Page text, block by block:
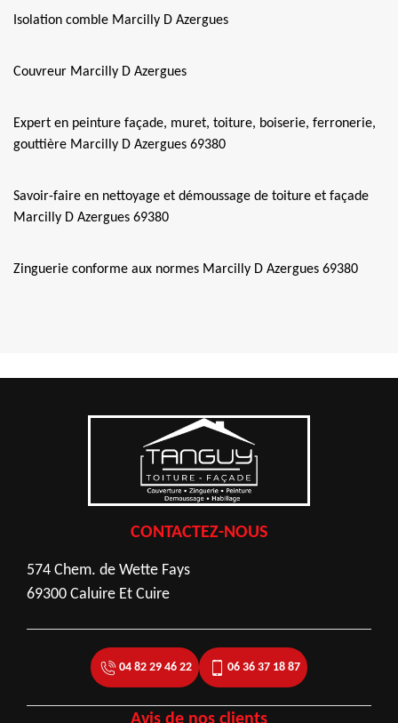
Isolation comble Marcilly D Azergues
Couvreur Marcilly D Azergues
Expert en peinture façade, muret, toiture, boiserie, ferronerie,
gouttière Marcilly D Azergues 69380
Savoir-faire en nettoyage et démoussage de toiture et façade
Marcilly D Azergues 69380
Zinguerie conforme aux normes Marcilly D Azergues 69380
CONTACTEZ-NOUS
574 Chem. de Wette Fays
69300 Caluire Et Cuire
04 82 29 46 22 06 36 37 18 87
Avis de nos clients